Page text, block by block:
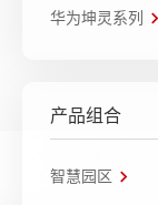
华为坤灵系列
产品组合
智慧园区